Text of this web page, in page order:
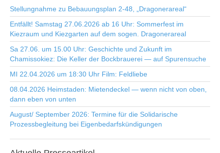
Stellungnahme zu Bebauungsplan 2-48, „Dragonerareal“
Entfällt! Samstag 27.06.2026 ab 16 Uhr: Sommerfest im
Kiezraum und Kiezgarten auf dem sogen. Dragonerareal
Sa 27.06. um 15.00 Uhr: Geschichte und Zukunft im
Chamissokiez: Die Keller der Bockbrauerei — auf Spurensuche
MI 22.04.2026 um 18:30 Uhr Film: Feldliebe
08.04.2026 Heimstaden: Mietendeckel — wenn nicht von oben,
dann eben von unten
August/ September 2026: Termine für die Solidarische
Prozessbegleitung bei Eigenbedarfskündigungen